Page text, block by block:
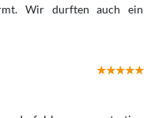
Wir durften auch ein